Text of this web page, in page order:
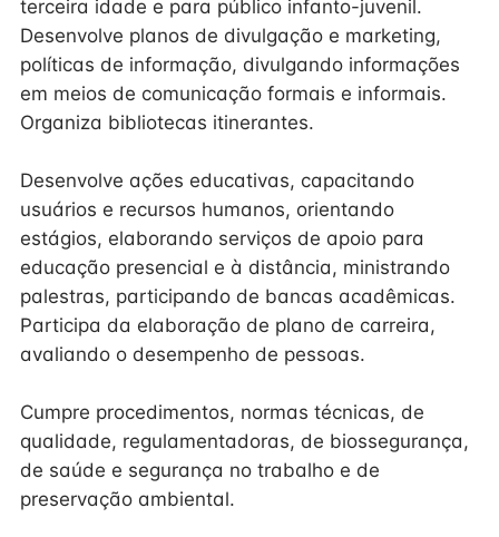
terceira idade e para público infanto-juvenil.
Desenvolve planos de divulgação e marketing,
políticas de informação, divulgando informações
em meios de comunicação formais e informais.
Organiza bibliotecas itinerantes.
Desenvolve ações educativas, capacitando
usuários e recursos humanos, orientando
estágios, elaborando serviços de apoio para
educação presencial e à distância, ministrando
palestras, participando de bancas acadêmicas.
Participa da elaboração de plano de carreira,
avaliando o desempenho de pessoas.
Cumpre procedimentos, normas técnicas, de
qualidade, regulamentadoras, de biossegurança,
de saúde e segurança no trabalho e de
preservação ambiental.